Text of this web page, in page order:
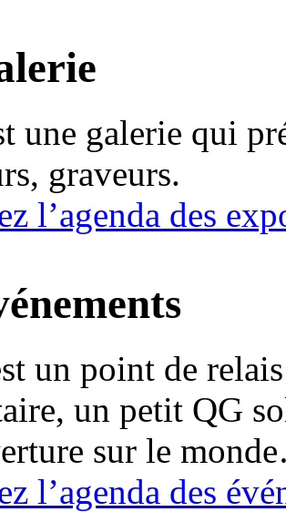
une galerie qui
graveurs.
l’agenda des
un point de
un petit QG
sur le
l’agenda des